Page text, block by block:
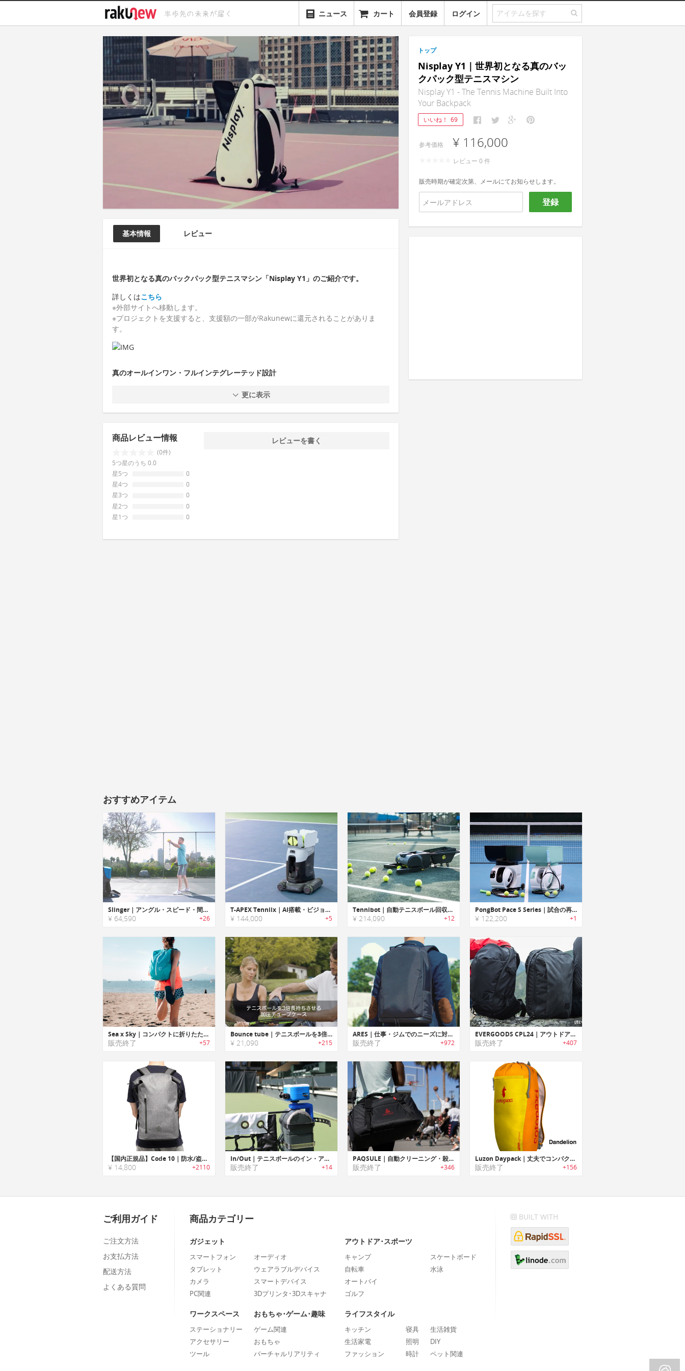
ニュース カート 会員登録 ログイン
基本情報 レビュー
世界初となる真のバックパック型テニスマシン「Nisplay Y1」のご紹介です。
詳しくはこちら
※外部サイトへ移動します。
※プロジェクトを支援すると、支援額の一部がRakunewに還元されることがありま
す。
真のオールインワン・フルインテグレーテッド設計
更に表示
商品レビュー情報
(0件)
5つ星のうち 0.0
星5つ
0
星4つ
0
星3つ
0
星2つ
0
星1つ
0
レビューを書く
トップ
Nisplay Y1｜世界初となる真のバッ
クパック型テニスマシン
Nisplay Y1 - The Tennis Machine Built Into
Your Backpack
いいね！ 69
参考価格 ¥ 116,000
レビュー 0 件
販売時期が確定次第、メールにてお知らせします。
登録
おすすめアイテム
Slinger｜アングル・スピード・間隔調整可能なテニスバッグサイズのテニスボールランチャー「スリンガー」
¥ 64,590 +26
T-APEX Tenniix｜AI搭載・ビジョンベースの可搬型テニスボールマシン
¥ 144,000 +5
Tennibot｜自動テニスボール回収ロボット「テニボット」
¥ 214,090 +12
PongBot Pace S Series｜試合の再現と練習相手をしてくれるAI搭載のテニスロボット
¥ 122,200 +1
Sea x Sky｜コンパクトに折りたためポケットにフィットする防水バックパック「シートゥスカイ」
販売終了 +57
Bounce tube｜テニスボールを3倍長持ちさせる加圧チューブケース「バウンスチューブ」
¥ 21,090 +215
ARES｜仕事・ジムでのニーズに対応するバックパック「アレス」
販売終了 +972
EVERGOODS CPL24｜アウトドア/都市でシームレスな利用を可能にする汎用性に優れたバックパック
販売終了 +407
【国内正規品】Code 10｜防水/盗難防止機能搭載ロールダウンスタイルバックパック「コード10」
¥ 14,800 +2110
In/Out｜テニスボールのイン・アウトをジャッジしてお知らせするラインコールデバイス「イン/アウト」
販売終了 +14
PAQSULE｜自動クリーニング・殺菌消毒機能搭載バッグ「パックセル」
販売終了 +346
Luzon Daypack｜丈夫でコンパクトな超軽量バックパック「ルゾンデイパック」
販売終了 +156
ご利用ガイド
ご注文方法
お支払方法
配送方法
よくある質問
商品カテゴリー
ガジェット
スマートフォン
タブレット
カメラ
PC関連
オーディオ
ウェアラブルデバイス
スマートデバイス
3Dプリンタ･3Dスキャナ
アウトドア･スポーツ
キャンプ
自転車
オートバイ
ゴルフ
スケートボード
水泳
ワークスペース
ステーショナリー
アクセサリー
ツール
おもちゃ･ゲーム･趣味
ゲーム関連
おもちゃ
バーチャルリアリティ
ライフスタイル
キッチン
生活家電
ファッション
寝具
照明
時計
生活雑貨
DIY
ペット関連
BUILT WITH